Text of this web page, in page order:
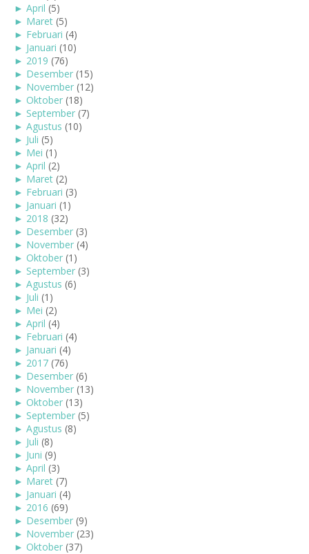
► April (5)
► Maret (5)
► Februari (4)
► Januari (10)
► 2019 (76)
► Desember (15)
► November (12)
► Oktober (18)
► September (7)
► Agustus (10)
► Juli (5)
► Mei (1)
► April (2)
► Maret (2)
► Februari (3)
► Januari (1)
► 2018 (32)
► Desember (3)
► November (4)
► Oktober (1)
► September (3)
► Agustus (6)
► Juli (1)
► Mei (2)
► April (4)
► Februari (4)
► Januari (4)
► 2017 (76)
► Desember (6)
► November (13)
► Oktober (13)
► September (5)
► Agustus (8)
► Juli (8)
► Juni (9)
► April (3)
► Maret (7)
► Januari (4)
► 2016 (69)
► Desember (9)
► November (23)
► Oktober (37)